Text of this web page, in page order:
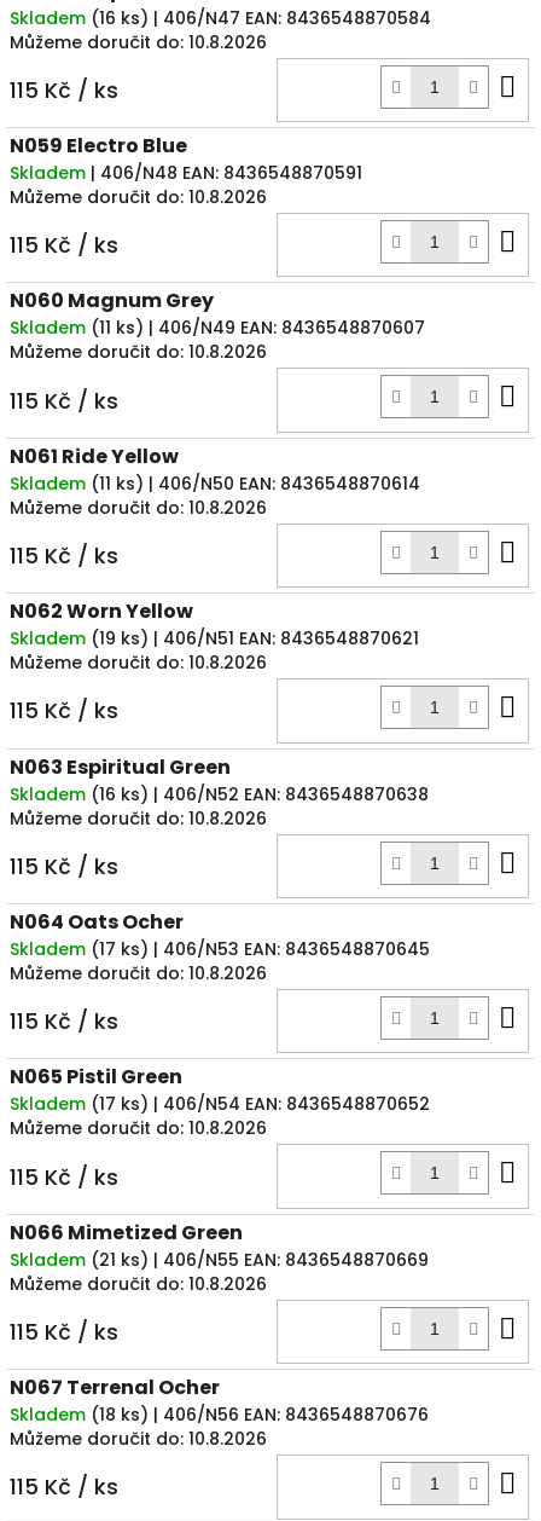
Skladem (16 ks) | 406/N47 EAN: 8436548870584
Můžeme doručit do: 10.8.2026
115 Kč / ks
N059 Electro Blue
Skladem | 406/N48 EAN: 8436548870591
Můžeme doručit do: 10.8.2026
115 Kč / ks
N060 Magnum Grey
Skladem (11 ks) | 406/N49 EAN: 8436548870607
Můžeme doručit do: 10.8.2026
115 Kč / ks
N061 Ride Yellow
Skladem (11 ks) | 406/N50 EAN: 8436548870614
Můžeme doručit do: 10.8.2026
115 Kč / ks
N062 Worn Yellow
Skladem (19 ks) | 406/N51 EAN: 8436548870621
Můžeme doručit do: 10.8.2026
115 Kč / ks
N063 Espiritual Green
Skladem (16 ks) | 406/N52 EAN: 8436548870638
Můžeme doručit do: 10.8.2026
115 Kč / ks
N064 Oats Ocher
Skladem (17 ks) | 406/N53 EAN: 8436548870645
Můžeme doručit do: 10.8.2026
115 Kč / ks
N065 Pistil Green
Skladem (17 ks) | 406/N54 EAN: 8436548870652
Můžeme doručit do: 10.8.2026
115 Kč / ks
N066 Mimetized Green
Skladem (21 ks) | 406/N55 EAN: 8436548870669
Můžeme doručit do: 10.8.2026
115 Kč / ks
N067 Terrenal Ocher
Skladem (18 ks) | 406/N56 EAN: 8436548870676
Můžeme doručit do: 10.8.2026
115 Kč / ks